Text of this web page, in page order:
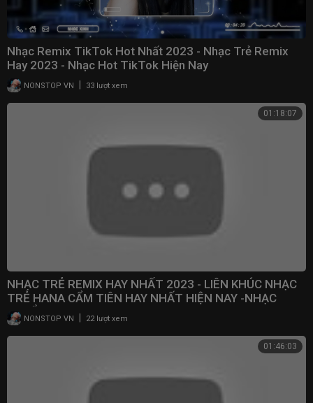
Nhạc Remix TikTok Hot Nhất 2023 - Nhạc Trẻ Remix
Hay 2023 - Nhạc Hot TikTok Hiện Nay
NONSTOP VN 33 lượt xem
01:18:07
NHẠC TRẺ REMIX HAY NHẤT 2023 - LIÊN KHÚC NHẠC
TRẺ HANA CẨM TIÊN HAY NHẤT HIỆN NAY -NHẠC
TUYỂN CHỌN
NONSTOP VN | 22 lượt xem
01:46:03